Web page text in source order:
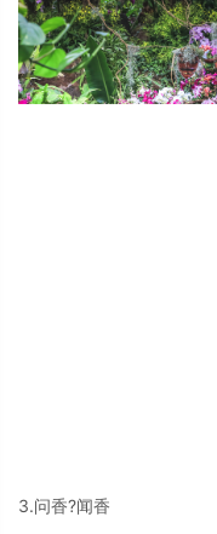
3.问香?闻香